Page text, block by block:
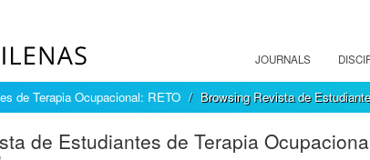
JOURNALS
de Terapia Ocupacional: RETO Browsing Revista de
de Estudiantes de Terapia